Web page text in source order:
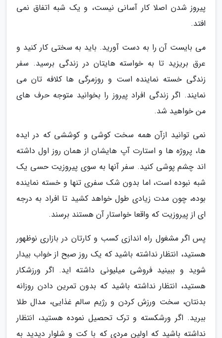
پیروز شدن اصلا کار آسانی نیست، و یک شبه اتفاق نمی
افتد.
می بایست آن را به دست آورید. باید به سختی کار کنید و
عرق بریزید تا به خواسته هایتان در زندگی برسید. سفر
زندگی خسته نماینده است و روزمرگی ها کلافه تان می
نمایند. اگر زندگی افراد پیروز را بخوانید متوجه حرف های
من خواهید شد.
نمی توانید ازآن همه سخت کوشی و کوششی که در ایده
ها، پروژه ها و استارت آپ هایشان از همان روز اول داشته
اند چشم پوشی کنید. سفر آنها به سوی پیروزیت حسی یک
شبه نبوده است، اما بدون شک سفری تنها و خسته نماینده
بوده، چون مدت زیادی طول خواهد کشید تا افراد به درجه
ای از پیروزیت که واقعا خواستار آن هستند برسند.
پس اگر مشغول راه اندازی کسب و کارتان در بازاری نوظهور
هستید، انتظار نداشته باشید که یک روز صبح از خواب بیدار
شوید و ببینید فروشی میلیونی داشته اید. اگر ورزشکار
هستید، انتظار نداشته باشید که بدون تمرین دادن روزانه
بدنتان، سخت ورزش کردن و رژیم سالم غذایی، مدال طلا
ببرید. اگر ورشکسته و ترک تحصیل نموده هستید، انتظار
نداشته باشید که اولین مردی که با کت و شلوار دیدید به